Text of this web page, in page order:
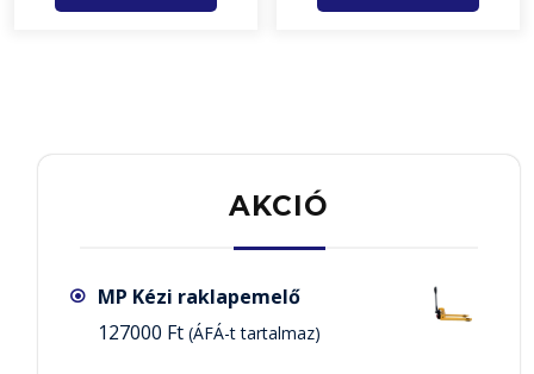
AKCIÓ
MP Kézi raklapemelő
127000 Ft (ÁFÁ-t tartalmaz)